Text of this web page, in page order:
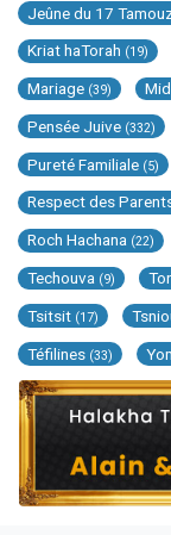
Jeûne du 17
Kriat haTorah (19)
Mariage (39)
Pensée Juive (332)
Pureté Familiale (5)
Respect des
Roch Hachana (22)
Techouva (9)
Tsitsit (17)
Téfilines (33)